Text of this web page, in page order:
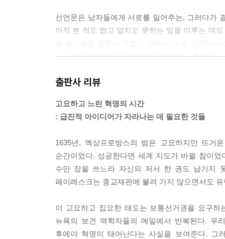
선언문은 남자들에게 서로를 밀어주는, 그러다가
아직 본 적도 없고 알지도 못하는 일을 이루는 데
--- 「3장 상상하는 글 (1913년, 피렌체)」 중에서
영국인들이 민족을 쪼개진 상태로 두기 위해 부족
계층의 존재를 입증하는 것이 다름 아닌 신문의 지
--- 「4장 논쟁이 깃든 곳 (1935년, 아크라)」 중에서
나타샤는 사미즈다트를 좀 더 활용할 방법을 궁
로 엮기 위해 모든 것이 모이는 하나의 중심 장소
--- 「5장 집중의 수단 (1968년, 모스크바)」 중에서
의 순간을 잘 담아냈다. 캐슬린은 이를 간단명료하
--- 「6장 통제와 반동 (1992년, 워싱턴)」 중에서
출판사 리뷰
고요하고 느린 혁명의 시간
: 급진적 아이디어가 자라나는 데 필요한 것들
1635년, 엑상프로방스의 밤은 고요하지만 뜨거
순간이었다. 성공한다면 세계 지도가 바뀔 참이
수만 장을 쓰느라 자신의 저서 한 권도 남기지
페이레스크는 종교재판에 불려 가지 않으면서도
이 고요하고 집요한 태도는 보통선거권을 요구
뉴욕의 보건 역학자들의 메일에서 반복된다. 우
후에야 혁명이 태어난다는 사실을 보여준다. 그